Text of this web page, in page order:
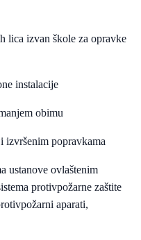
lica izvan škole za opravke
instalacije
obimu
izvršenim popravkama
ustanove ovlaštenim
protivpožarne zaštite
aparati,